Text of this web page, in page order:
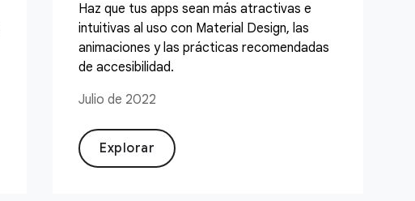
Haz que tus apps sean más atractivas e
intuitivas al uso con Material Design, las
animaciones y las prácticas recomendadas
de accesibilidad.
Julio de 2022
Explorar